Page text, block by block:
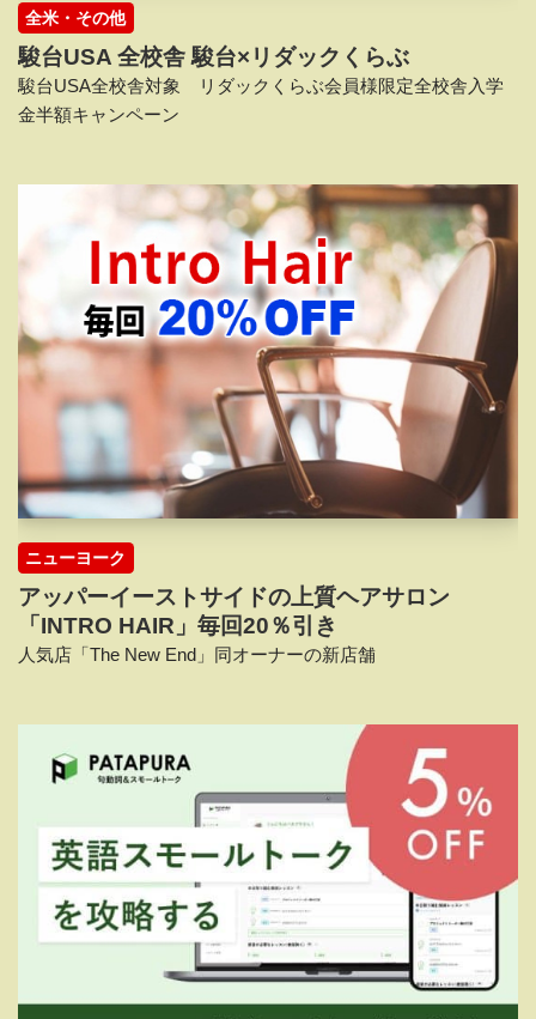
全米・その他
駿台USA 全校舎 駿台×リダックくらぶ
駿台USA全校舎対象 リダックくらぶ会員様限定全校舎入学
金半額キャンペーン
ニューヨーク
アッパーイーストサイドの上質ヘアサロン
「INTRO HAIR」毎回20％引き
人気店「The New End」同オーナーの新店舗